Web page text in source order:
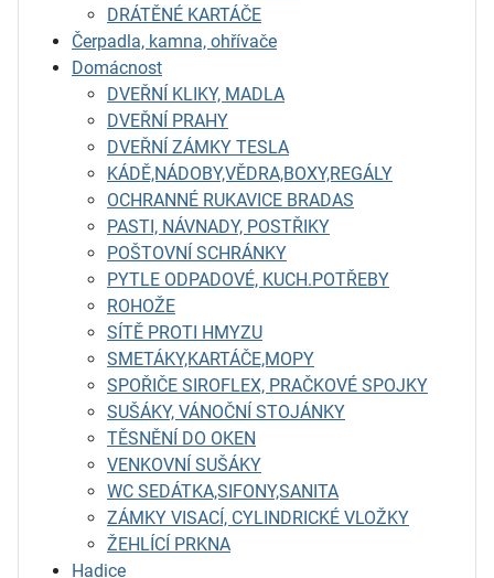
DRÁTĚNÉ KARTÁČE
Čerpadla, kamna, ohřívače
Domácnost
DVEŘNÍ KLIKY, MADLA
DVEŘNÍ PRAHY
DVEŘNÍ ZÁMKY TESLA
KÁDĚ,NÁDOBY,VĚDRA,BOXY,REGÁLY
OCHRANNÉ RUKAVICE BRADAS
PASTI, NÁVNADY, POSTŘIKY
POŠTOVNÍ SCHRÁNKY
PYTLE ODPADOVÉ, KUCH.POTŘEBY
ROHOŽE
SÍTĚ PROTI HMYZU
SMETÁKY,KARTÁČE,MOPY
SPOŘIČE SIROFLEX, PRAČKOVÉ SPOJKY
SUŠÁKY, VÁNOČNÍ STOJÁNKY
TĚSNĚNÍ DO OKEN
VENKOVNÍ SUŠÁKY
WC SEDÁTKA,SIFONY,SANITA
ZÁMKY VISACÍ, CYLINDRICKÉ VLOŽKY
ŽEHLÍCÍ PRKNA
Hadice